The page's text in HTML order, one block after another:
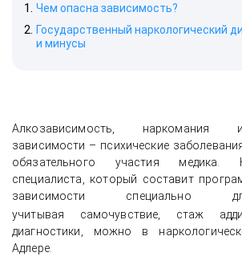
Чем опасна зависимость?
Государственный наркологический
и минусы
Алкозависимость, наркомания
зависимости – психические
обязательного участия медика.
специалиста, который составит
зависимости специально
учитывая самочувствие, стаж
диагностики, можно в
Адлере.